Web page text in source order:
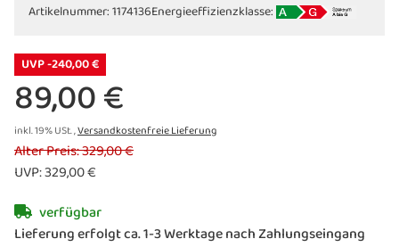
» für LED Leuchtmittel geeignet
Artikelnummer:1174136Energieeffizienzklasse:
UVP -240,00 €
89,00 €
inkl. 19% USt. ,Versandkostenfreie Lieferung
Alter Preis: 329,00 €
UVP:329,00 €
verfügbar
Lieferung erfolgt ca. 1-3 Werktage nach Zahlungseingang